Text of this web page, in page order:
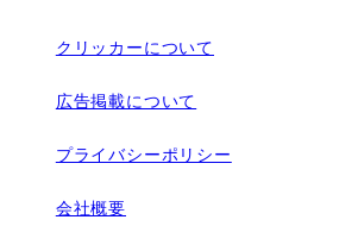
クリッカーについて
広告掲載について
プライバシーポリシー
会社概要